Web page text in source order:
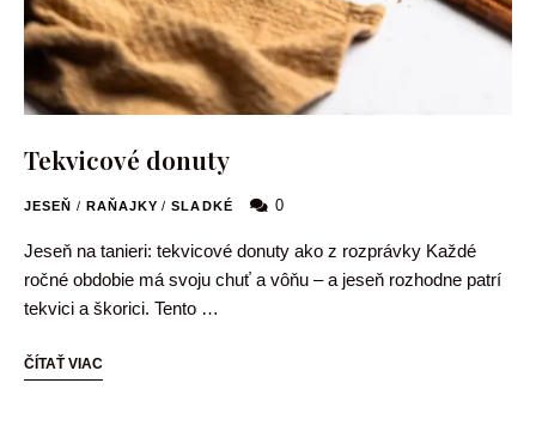
Tekvicové donuty
JESEŇ / RAŇAJKY / SLADKÉ 0
Jeseň na tanieri: tekvicové donuty ako z rozprávky Každé
ročné obdobie má svoju chuť a vôňu – a jeseň rozhodne patrí
tekvici a škorici. Tento …
ČÍTAŤ VIAC